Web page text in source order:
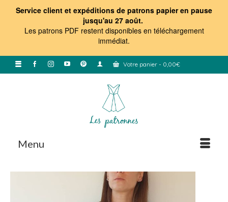
Service client et expéditions de patrons papier en pause
jusqu'au 27 août.
Les patrons PDF restent disponibles en téléchargement
immédiat.
Votre panier - 0,00€
Menu